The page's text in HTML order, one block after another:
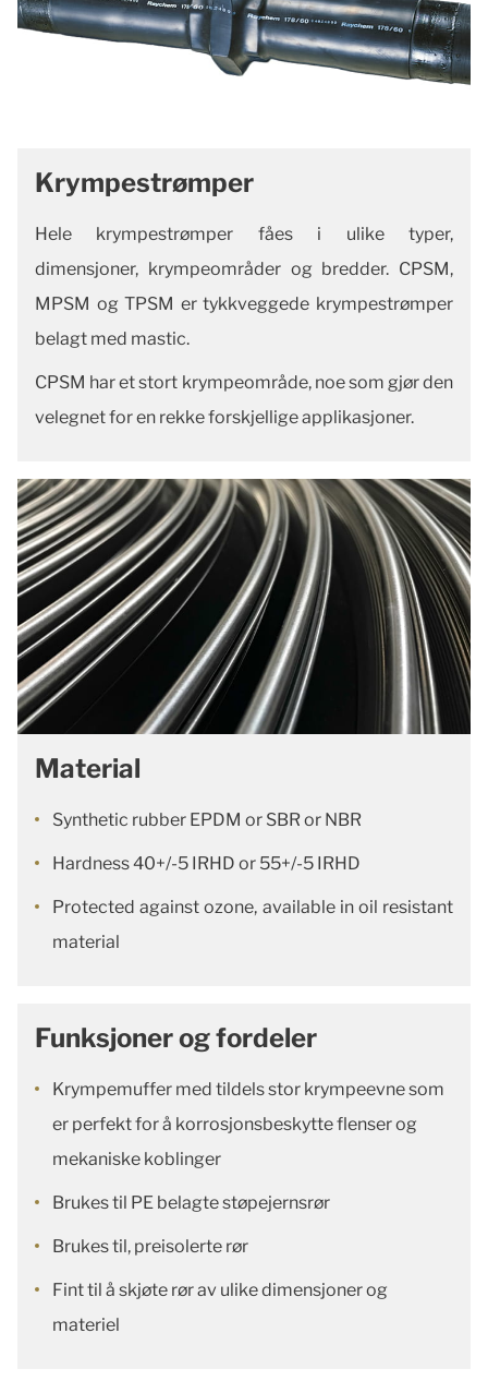
Krympestrømper
Hele krympestrømper fåes i ulike typer,
dimensjoner, krympeområder og bredder. CPSM,
MPSM og TPSM er tykkveggede krympestrømper
belagt med mastic.
CPSM har et stort krympeområde, noe som gjør den
velegnet for en rekke forskjellige applikasjoner.
Material
Synthetic rubber EPDM or SBR or NBR
Hardness 40+/-5 IRHD or 55+/-5 IRHD
Protected against ozone, available in oil resistant
material
Funksjoner og fordeler
Krympemuffer med tildels stor krympeevne som
er perfekt for å korrosjonsbeskytte flenser og
mekaniske koblinger
Brukes til PE belagte støpejernsrør
Brukes til, preisolerte rør
Fint til å skjøte rør av ulike dimensjoner og
materiel